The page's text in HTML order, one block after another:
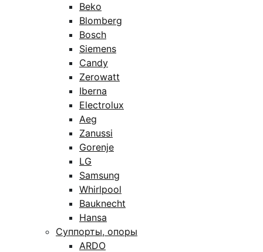
Beko
Blomberg
Bosch
Siemens
Candy
Zerowatt
Iberna
Electrolux
Aeg
Zanussi
Gorenje
LG
Samsung
Whirlpool
Bauknecht
Hansa
Суппорты, опоры
ARDO